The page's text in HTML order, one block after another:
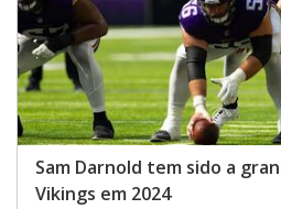
Sam Darnold tem sido a
Vikings em 2024